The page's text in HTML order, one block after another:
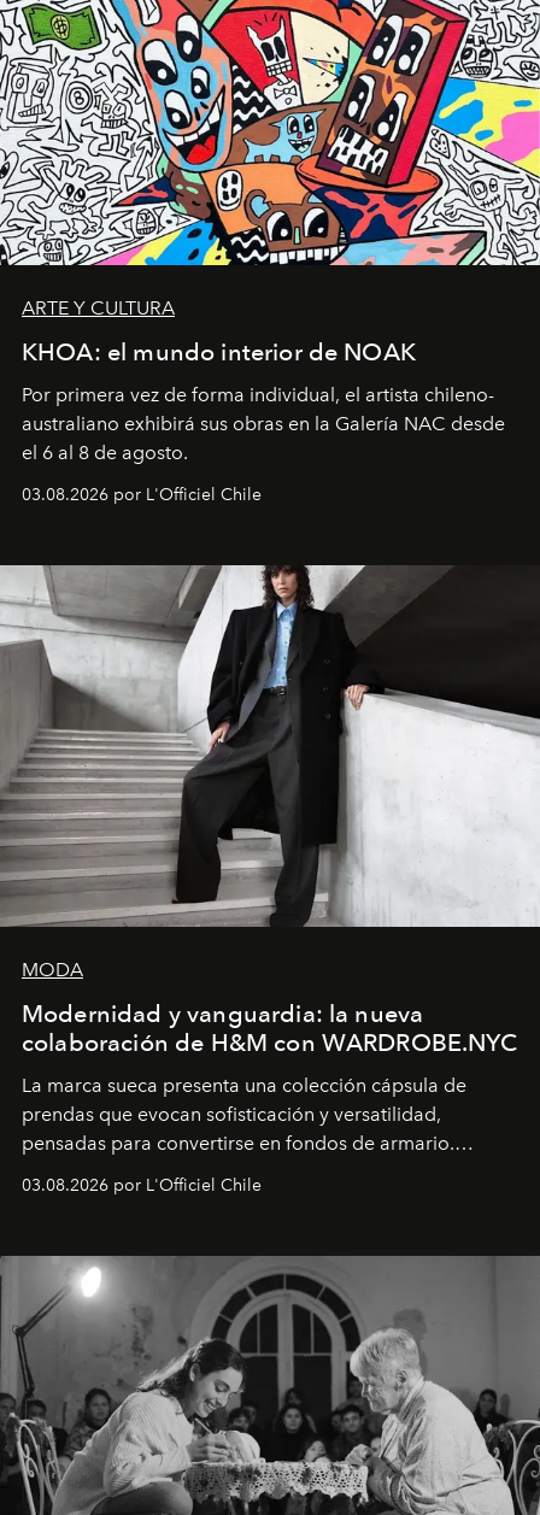
ARTE Y CULTURA
KHOA: el mundo interior de NOAK
Por primera vez de forma individual, el artista chileno-
australiano exhibirá sus obras en la Galería NAC desde
el 6 al 8 de agosto.
03.08.2026 por L'Officiel Chile
MODA
Modernidad y vanguardia: la nueva
colaboración de H&M con WARDROBE.NYC
La marca sueca presenta una colección cápsula de
prendas que evocan sofisticación y versatilidad,
pensadas para convertirse en fondos de armario.
Disponible en Chile desde el 6 de agosto.
03.08.2026 por L'Officiel Chile